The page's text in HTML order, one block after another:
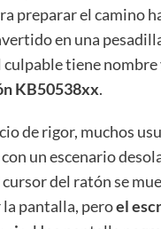
preparar el camino
en una
culpable tiene
KB50538xx.
de rigor, muchos
un escenario
del ratón se
pantalla, peroel